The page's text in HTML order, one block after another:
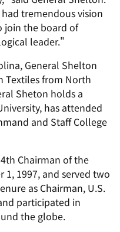
tremendous vision
join the board of
leader."
General Shelton
Textiles from North
Sheton holds a
has attended
and Staff College
Chairman of the
1997, and served two
as Chairman, U.S.
participated in
the globe.